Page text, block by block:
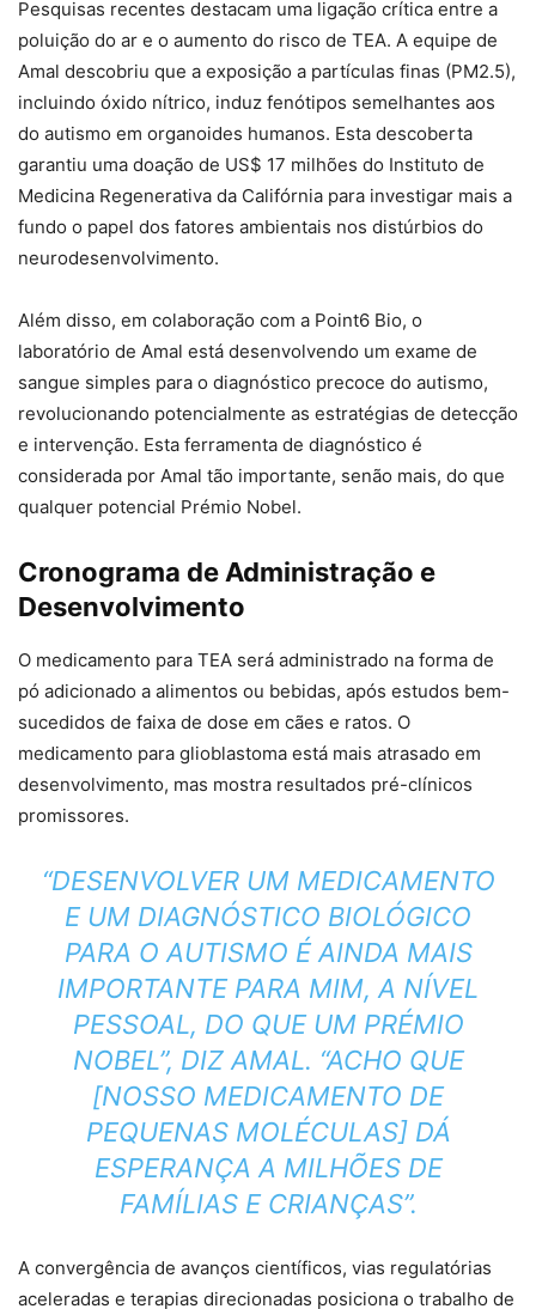
Pesquisas recentes destacam uma ligação crítica entre a
poluição do ar e o aumento do risco de TEA. A equipe de
Amal descobriu que a exposição a partículas finas (PM2.5),
incluindo óxido nítrico, induz fenótipos semelhantes aos
do autismo em organoides humanos. Esta descoberta
garantiu uma doação de US$ 17 milhões do Instituto de
Medicina Regenerativa da Califórnia para investigar mais a
fundo o papel dos fatores ambientais nos distúrbios do
neurodesenvolvimento.
Além disso, em colaboração com a Point6 Bio, o
laboratório de Amal está desenvolvendo um exame de
sangue simples para o diagnóstico precoce do autismo,
revolucionando potencialmente as estratégias de detecção
e intervenção. Esta ferramenta de diagnóstico é
considerada por Amal tão importante, senão mais, do que
qualquer potencial Prémio Nobel.
Cronograma de Administração e
Desenvolvimento
O medicamento para TEA será administrado na forma de
pó adicionado a alimentos ou bebidas, após estudos bem-
sucedidos de faixa de dose em cães e ratos. O
medicamento para glioblastoma está mais atrasado em
desenvolvimento, mas mostra resultados pré-clínicos
promissores.
“DESENVOLVER UM MEDICAMENTO
E UM DIAGNÓSTICO BIOLÓGICO
PARA O AUTISMO É AINDA MAIS
IMPORTANTE PARA MIM, A NÍVEL
PESSOAL, DO QUE UM PRÉMIO
NOBEL”, DIZ AMAL. “ACHO QUE
[NOSSO MEDICAMENTO DE
PEQUENAS MOLÉCULAS] DÁ
ESPERANÇA A MILHÕES DE
FAMÍLIAS E CRIANÇAS”.
A convergência de avanços científicos, vias regulatórias
aceleradas e terapias direcionadas posiciona o trabalho de